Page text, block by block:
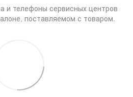
и телефоны сервисных центров
поставляемом с товаром.